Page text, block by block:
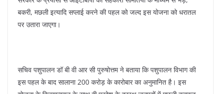
बकरी, मछली इत्यादि सप्लाई करने की पहल को जल्द इस योजना को धरातल
पर उतारा जाएगा।
सचिव पशुपालन डॉ बी वी आर सी पुरुषोत्तम ने बताया कि पशुपालन विभाग की
इस पहल के बाद सालाना 200 करोड़ के कारोबार का अनुमानित है। इस